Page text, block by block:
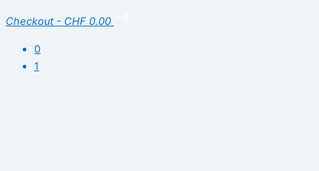
Checkout - CHF 0.00
0
1